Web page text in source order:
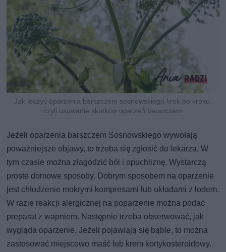
Jak leczyć oparzenia barszczem sosnowskiego krok po kroku,
czyli usuwanie skutków oparzeń barszczem
Jeżeli oparzenia barszczem Sosnowskiego wywołają
poważniejsze objawy, to trzeba się zgłosić do lekarza. W
tym czasie można złagodzić ból i opuchliznę. Wystarczą
proste domowe sposoby. Dobrym sposobem na oparzenie
jest chłodzenie mokrymi kompresami lub okładami z lodem.
W razie reakcji alergicznej na poparzenie można podać
preparat z wapniem. Następnie trzeba obserwować, jak
wygląda oparzenie. Jeżeli pojawiają się bąble, to można
zastosować miejscowo maść lub krem kortykosteroidowy.